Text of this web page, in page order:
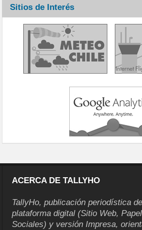
Sitios de Interés
ACERCA DE TALLYHO
TallyHo, publicación periodística
plataforma digital (Sitio Web,
Sociales) y versión Impresa,